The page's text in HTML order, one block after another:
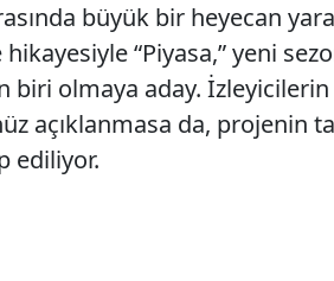
büyük bir heyecan
“Piyasa,” yeni
olmaya aday. İzleyicilerin
açıklanmasa da, projenin
ediliyor.